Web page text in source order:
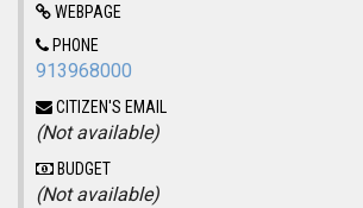
WEBPAGE
PHONE
913968000
CITIZEN'S EMAIL
(Not available)
BUDGET
(Not available)